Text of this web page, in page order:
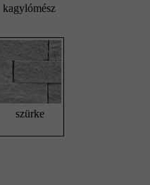
kagylómész
szürke